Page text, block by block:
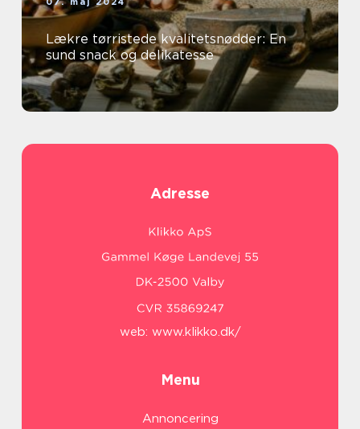
Lækre tørristede kvalitetsnødder: En
sund snack og delikatesse
Adresse
web: www.klikko.dk/
Menu
Annoncering